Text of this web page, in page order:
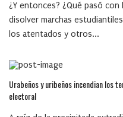
¿Y entonces? ¿Qué pasó
disolver marchas
los atentados y otros...
Urabeños y uribeños incendian los
electoral